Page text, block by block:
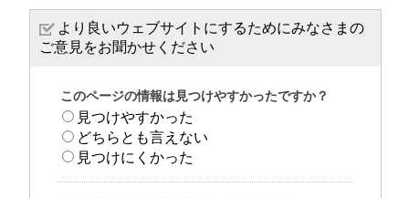
より良いウェブサイトにするためにみなさまの
ご意見をお聞かせください
このページの情報は見つけやすかったですか？
見つけやすかった
どちらとも言えない
見つけにくかった